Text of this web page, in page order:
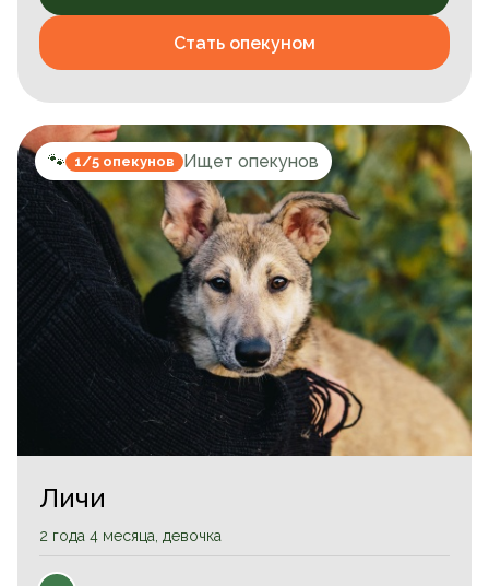
Стать опекуном
🐾 1/5 опекунов Ищет опекунов
Личи
2 года 4 месяца, девочка